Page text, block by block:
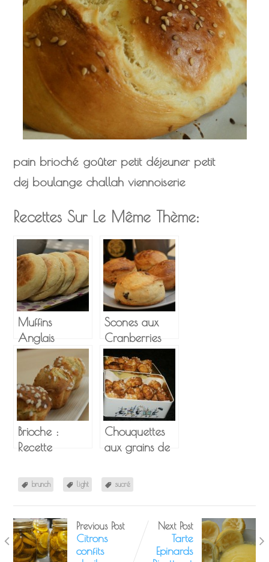
pain brioché goûter petit déjeuner petit
dej boulange challah viennoiserie
Recettes Sur Le Même Thème:
Muffins
Anglais
Scones aux
Cranberries
Brioche :
Recette
Chouquettes
aux grains de
brunch light sucré
Previous Post
Citrons
confits
Next Post
Tarte
Epinards